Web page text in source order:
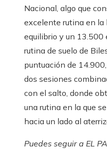
Nacional, algo que
excelente rutina en la
equilibrio y un 13.500
rutina de suelo de
puntuación de
dos sesiones
con el salto, donde
una rutina en la que
hacia un lado al
Puedes seguir a EL